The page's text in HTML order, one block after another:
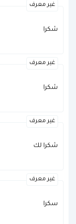
غير معرف
شكرا
غير معرف
شكرا
غير معرف
شكرا لك
غير معرف
سكرا